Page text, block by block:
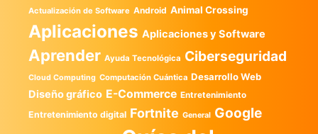
Actualización de Software Android Animal Crossing
Aplicaciones Aplicaciones y Software
Aprender Ayuda Tecnológica Ciberseguridad
Cloud Computing Computación Cuántica Desarrollo Web
Diseño gráfico E-Commerce Entretenimiento
Entretenimiento digital Fortnite General Google